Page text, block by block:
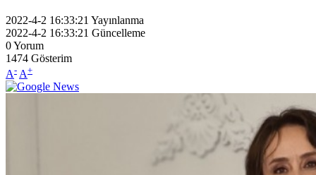
2022-4-2 16:33:21 Yayınlanma
2022-4-2 16:33:21 Güncelleme
0Yorum
1474 Gösterim
A- A+